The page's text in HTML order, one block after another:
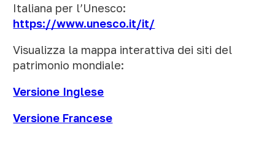
Italiana per l’Unesco:
https://www.unesco.it/it/
Visualizza la mappa interattiva dei siti del
patrimonio mondiale:
Versione Inglese
Versione Francese